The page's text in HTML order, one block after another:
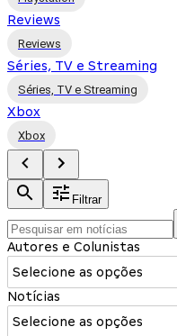
Reviews
Reviews
Séries, TV e Streaming
Séries, TV e Streaming
Xbox
Xbox
Filtrar
Autores e Colunistas
Selecione as opções
Notícias
Selecione as opções